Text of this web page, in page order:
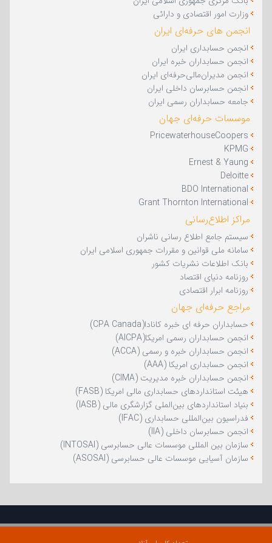
وزارت امور اقتصادی و دارائی
انجمن های حرفه‌ای ایران
انجمن حسابداری ایران
انجمن حسابداران خبره ایران
انجمن مدیران‌مالی‌حرفه‌ا‌ی ایران
انجمن حسابرسان داخلی ایران
جامعه حسابداران رسمی ایران
موسسات حرفه‌ای جهان
PricewaterhouseCoopers
KPMG
Ernest & Yaung
Deloitte
BDO International
Grant Thornton International
مراکز اطلاع‌رسانی
سیستم جامع اطلاع رسانی ناشران
سامانه ملی قوانین و مقررات جمهوری اسلامی ایران
بانک اطلاعات نشریات کشور
روزنامه دنیای اقتصاد
روزنامه ابرار اقتصادی
مراجع حرفه‌ای جهان
حسابداران حرفه ای خبره کانادا(CPA Canada)
انجمن حسابداران رسمی امریکا(AICPA)
انجمن حسابداران خبره و رسمی (ACCA)
انجمن حسابداری امریکا (AAA)
انجمن حسابداران خبره مدیریت (CIMA)
هیئت استانداردهای حسابداری مالی امریکا (FASB)
بنیاد استانداردهای بین‌الملی گزارشگری مالی (IASB)
فدراسیون بین‌المللی حسابداری (IFAC)
انجمن حسابرسان داخلی (IIA)
سازمان بین المللی موسسات عالی حسابرسی (INTOSAI)
سازمان آسیایی موسسات عالی حسابرسی (ASOSAI)